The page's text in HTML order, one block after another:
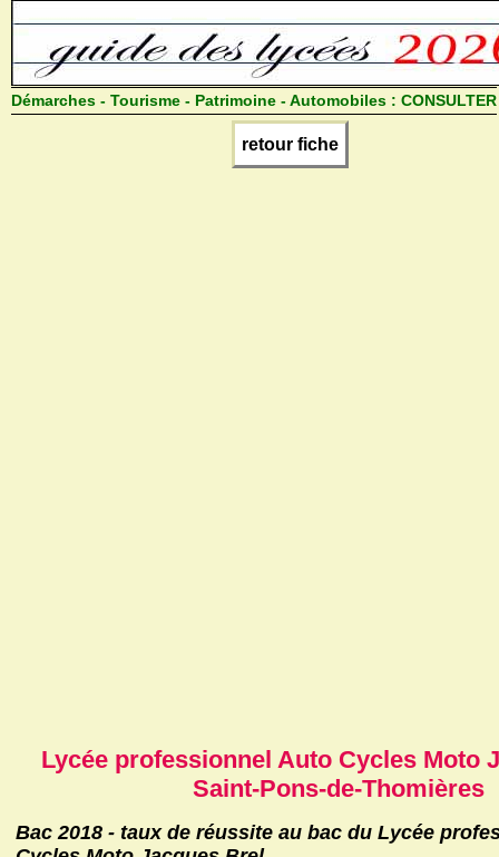
Démarches - Tourisme - Patrimoine - Automobiles : CONSULTER
retour fiche
Lycée professionnel Auto Cycles Moto
Saint-Pons-de-Thomières
Bac 2018 - taux de réussite au bac du Lycée